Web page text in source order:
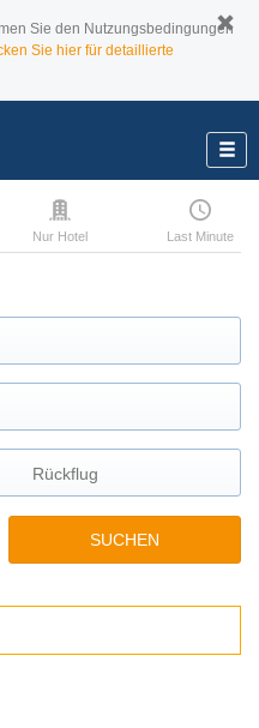
Sie den Nutzungsbedingungen
Sie hier für detaillierte
Nur Hotel Last Minute
SUCHEN